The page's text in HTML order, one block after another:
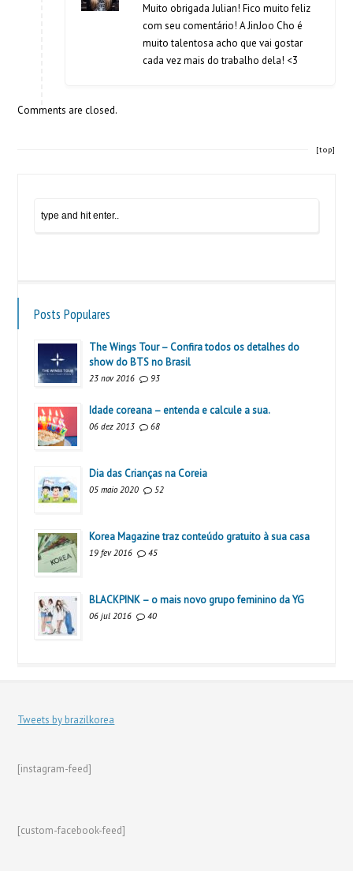
Muito obrigada Julian! Fico muito feliz
com seu comentário! A JinJoo Cho é
muito talentosa acho que vai gostar
cada vez mais do trabalho dela! <3
Comments are closed.
[top]
Posts Populares
The Wings Tour – Confira todos os detalhes do
show do BTS no Brasil
23 nov 2016 93
Idade coreana – entenda e calcule a sua.
06 dez 2013 68
Dia das Crianças na Coreia
05 maio 2020 52
Korea Magazine traz conteúdo gratuito à sua casa
19 fev 2016 45
BLACKPINK – o mais novo grupo feminino da YG
06 jul 2016 40
Tweets by brazilkorea
[instagram-feed]
[custom-facebook-feed]